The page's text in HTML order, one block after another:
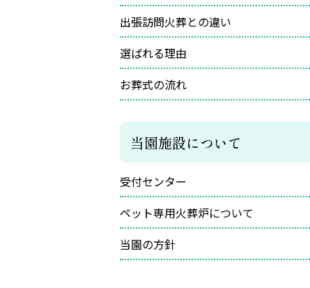
出張訪問火葬との違い
選ばれる理由
お葬式の流れ
当園施設について
受付センター
ペット専用火葬炉について
当園の方針